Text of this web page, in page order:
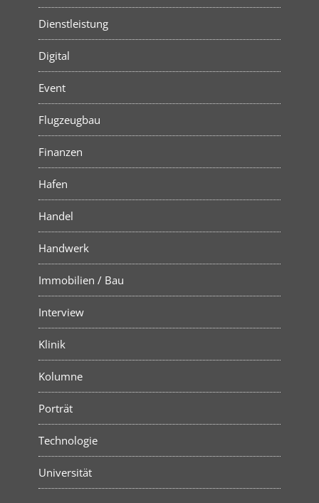
Dienstleistung
Digital
Event
Flugzeugbau
Finanzen
Hafen
Handel
Handwerk
Immobilien / Bau
Interview
Klinik
Kolumne
Porträt
Technologie
Universität